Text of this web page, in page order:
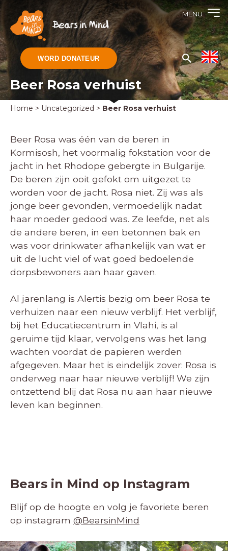
MENU
WORD DONATEUR
Beer Rosa verhuist
Home > Uncategorized > Beer Rosa verhuist
Beer Rosa was één van de beren in
Kormisosh, het voormalig fokstation voor de
jacht in het Rhodope gebergte in Bulgarije.
De beren zijn ooit gefokt om uitgezet te
worden voor de jacht. Rosa niet. Zij was als
jonge beer gevonden, vermoedelijk nadat
haar moeder gedood was. Ze leefde, net als
de andere beren, in een betonnen bak en
was voor drinkwater afhankelijk van wat er
uit de lucht viel of wat goed bedoelende
dorpsbewoners aan haar gaven.
Al jarenlang is Alertis bezig om beer Rosa te
verhuizen naar een nieuw verblijf. Het verblijf,
bij het Educatiecentrum in Vlahi, is al
geruime tijd klaar, vervolgens was het lang
wachten voordat de papieren werden
afgegeven. Maar het is eindelijk zover: Rosa is
onderweg naar haar nieuwe verblijf! We zijn
ontzettend blij dat Rosa nu aan haar nieuwe
leven kan beginnen.
Bears in Mind op Instagram
Blijf op de hoogte en volg je favoriete beren
op instagram @BearsinMind